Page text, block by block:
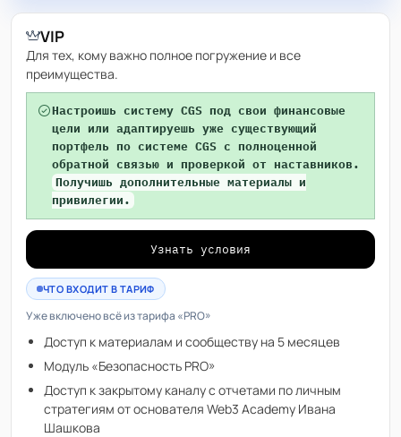
VIP
Для тех, кому важно полное погружение и все
преимущества.
Настроишь систему CGS под свои финансовые
цели или адаптируешь уже существующий
портфель по системе CGS с полноценной
обратной связью и проверкой от наставников.
Получишь дополнительные материалы и
привилегии.
Узнать условия
ЧТО ВХОДИТ В ТАРИФ
Уже включено всё из тарифа «PRO»
Доступ к материалам и сообществу на 5 месяцев
Модуль «Безопасность PRO»
Доступ к закрытому каналу с отчетами по личным
стратегиям от основателя Web3 Academy Ивана
Шашкова